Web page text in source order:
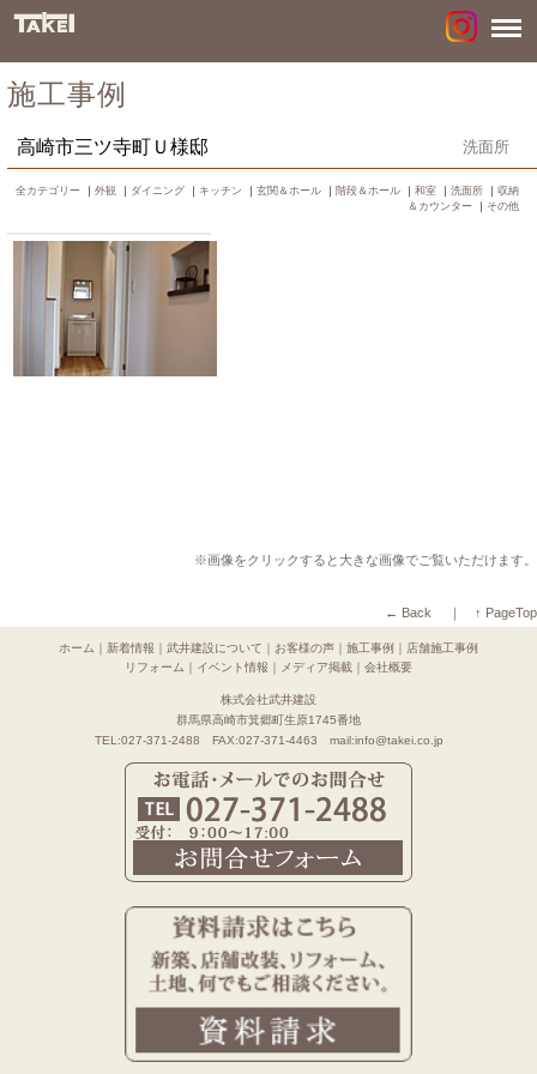
施工事例
高崎市三ツ寺町Ｕ様邸 洗面所
全カテゴリー ｜ 外観 ｜ ダイニング ｜ キッチン ｜ 玄関＆ホール ｜ 階段＆ホール ｜ 和室 ｜ 洗面所 ｜ 収納
＆カウンター ｜ その他
※画像をクリックすると大きな画像でご覧いただけます。
← Back ｜ ↑ PageTop
ホーム 新着情報 武井建設について お客様の声 施工事例
店舗施工事例
リフォーム
イベント情報 メディア掲載 会社概要
株式会社武井建設
群馬県高崎市箕郷町生原1745番地
TEL:027-371-2488 FAX:027-371-4463 mail:info@takei.co.jp